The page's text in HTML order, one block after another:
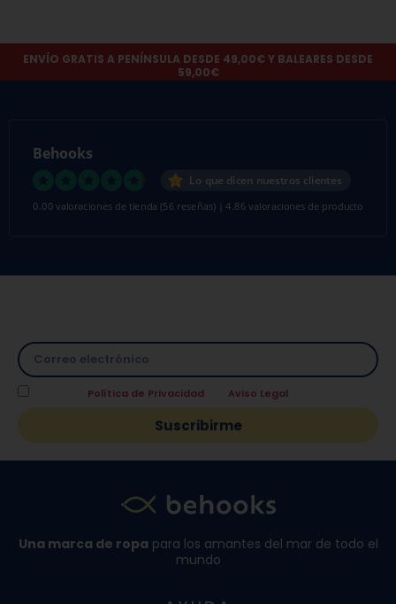
ENVÍO GRATIS A PENÍNSULA DESDE 49,00€ Y BALEARES DESDE
59,00€
Behooks
Lo que dicen nuestros clientes
0.00 valoraciones de tienda (56 reseñas) |4.86 valoraciones de producto
Política de Privacidad Aviso Legal
Suscribirme
Una marca de ropa para los amantes del mar de todo el
mundo